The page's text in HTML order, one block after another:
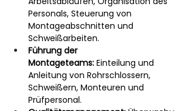
Personals, Steuerung von
Montageabschnitten und
Schweißarbeiten.
Führung der
Montageteams: Einteilung und
Anleitung von Rohrschlossern,
Schweißern, Monteuren und
Prüfpersonal.